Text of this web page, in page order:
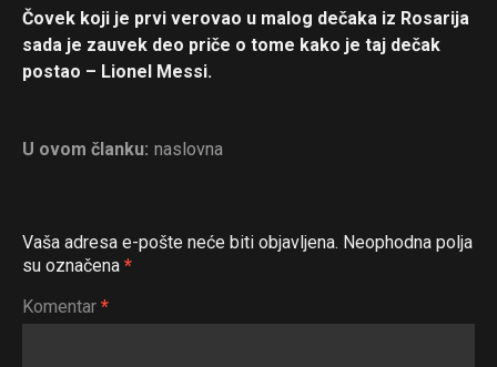
Čovek koji je prvi verovao u malog dečaka iz Rosarija
sada je zauvek deo priče o tome kako je taj dečak
postao – Lionel Messi.
U ovom članku: naslovna
Vaša adresa e-pošte neće biti objavljena. Neophodna polja
su označena *
Komentar *